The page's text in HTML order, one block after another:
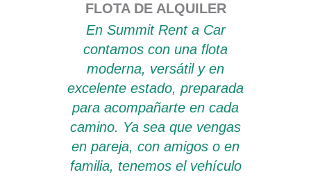
FLOTA DE ALQUILER
En Summit Rent a Car
contamos con una flota
moderna, versátil y en
excelente estado, preparada
para acompañarte en cada
camino. Ya sea que vengas
en pareja, con amigos o en
familia, tenemos el vehículo